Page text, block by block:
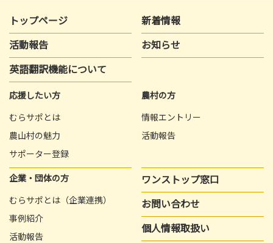
トップページ
新着情報
活動報告
お知らせ
英語翻訳機能について
応援したい方
むらサポとは
農山村の魅力
サポーター登録
農村の方
情報エントリー
活動報告
企業・団体の方
むらサポとは（企業連携）
事例紹介
活動報告
ワンストップ窓口
お問い合わせ
個人情報取扱い